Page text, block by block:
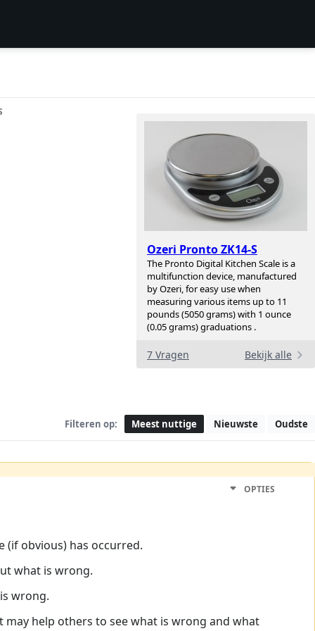
Ozeri Pronto ZK14-S
The Pronto Digital Kitchen Scale is a
multifunction device, manufactured
by Ozeri, for easy use when
measuring various items up to 11
pounds (5050 grams) with 1 ounce
(0.05 grams) graduations .
7 Vragen Bekijk alle
Filteren op: Meest nuttige Nieuwste Oudste
OPTIES
(if obvious) has occurred.
what is wrong.
wrong.
may help others to see what is wrong and what